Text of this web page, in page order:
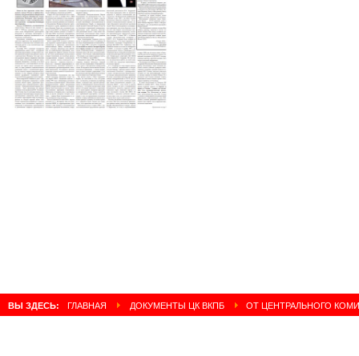
ВЫ ЗДЕСЬ: ГЛАВНАЯ ДОКУМЕНТЫ ЦК ВКПБ ОТ ЦЕНТРАЛЬНОГО